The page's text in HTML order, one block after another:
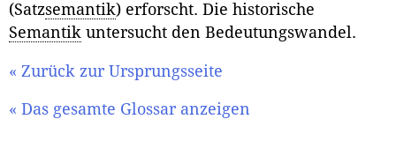
(Satzsemantik) erforscht. Die historische
Semantik untersucht den Bedeutungswandel.
« Zurück zur Ursprungsseite
« Das gesamte Glossar anzeigen